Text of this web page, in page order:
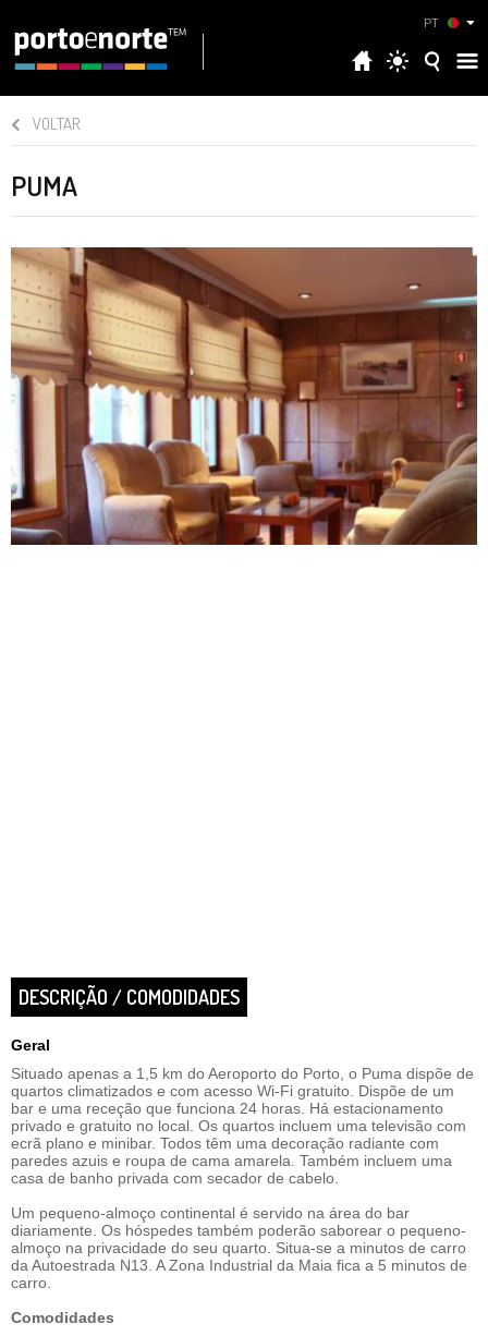
PT
VOLTAR
PUMA
DESCRIÇÃO / COMODIDADES
Geral
Situado apenas a 1,5 km do Aeroporto do Porto, o Puma dispõe de
quartos climatizados e com acesso Wi-Fi gratuito. Dispõe de um
bar e uma receção que funciona 24 horas. Há estacionamento
privado e gratuito no local. Os quartos incluem uma televisão com
ecrã plano e minibar. Todos têm uma decoração radiante com
paredes azuis e roupa de cama amarela. Também incluem uma
casa de banho privada com secador de cabelo.
Um pequeno-almoço continental é servido na área do bar
diariamente. Os hóspedes também poderão saborear o pequeno-
almoço na privacidade do seu quarto. Situa-se a minutos de carro
da Autoestrada N13. A Zona Industrial da Maia fica a 5 minutos de
carro.
Comodidades